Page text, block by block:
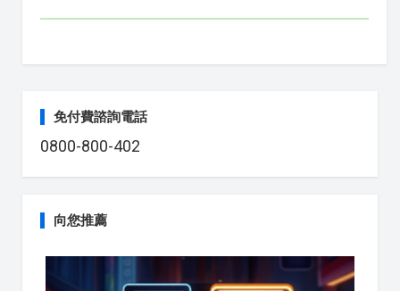
免付費諮詢電話
0800-800-402
向您推薦